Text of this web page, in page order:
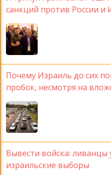
санкций против России и
Почему Израиль до сих
пробок, несмотря на
Вывести войска:
израильские выборы